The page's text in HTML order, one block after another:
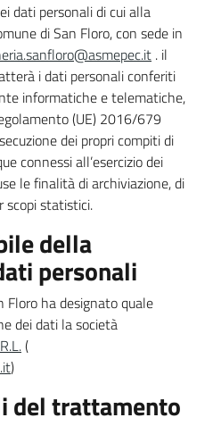
dati personali di cui alla
di San Floro, con sede in
. il
i dati personali conferiti
informatiche e telematiche,
(UE) 2016/679
dei propri compiti di
connessi all’esercizio dei
le finalità di archiviazione, di
scopi statistici.
della
personali
Floro ha designato quale
dei dati la società
(
)
del trattamento